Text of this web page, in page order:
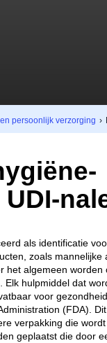
persoonlijk verzorging ›
als identificatie
zoals mannelijke
het algemeen worden
hulpmiddel dat
voor
(FDA).
verpakking die
geplaatst die door